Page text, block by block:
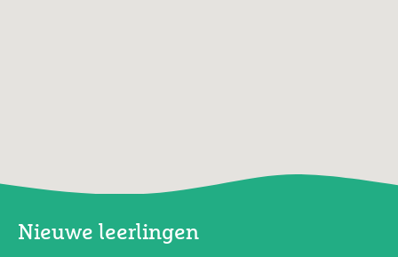
Nieuwe leerlingen